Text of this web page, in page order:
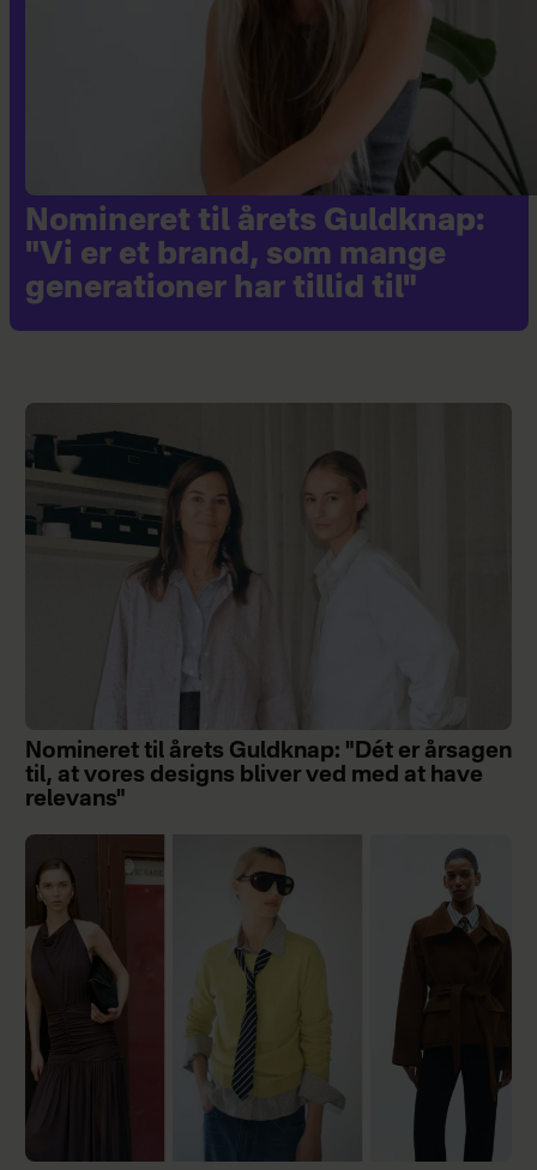
Nomineret til årets Guldknap:
"Vi er et brand, som mange
generationer har tillid til"
Nomineret til årets Guldknap: "Dét er årsagen
til, at vores designs bliver ved med at have
relevans"